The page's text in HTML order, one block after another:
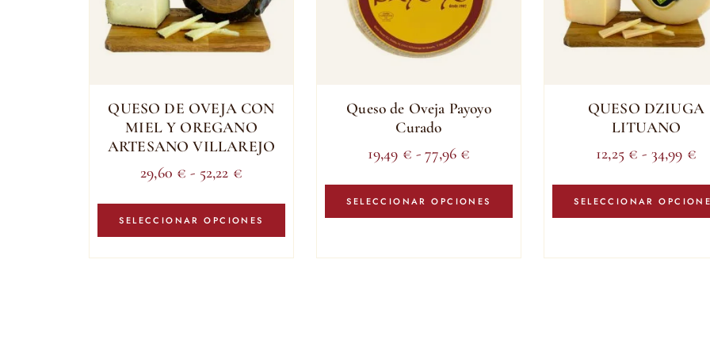
QUESO DE OVEJA CON
MIEL Y OREGANO
ARTESANO VILLAREJO
29,60 € - 52,22 €Rango
precios:
desde
SELECCIONAR OPCIONES
Este
producto
tiene
múltiples
Queso de Oveja Payoyo
Curado
19,49 € - 77,96 €
precios:
desde
SELECCIONAR OPCIONES
Este
tiene
variantes.
QUESO DZIUGA
LITUANO
12,25 € - 34,99 €
SELECCIONAR